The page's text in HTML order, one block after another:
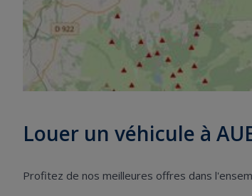
Louer un véhicule à
Profitez de nos meilleures offres dans